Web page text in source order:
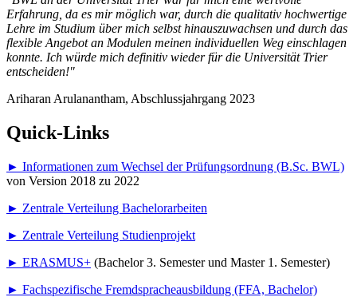
Erfahrung, da es mir möglich war, durch die qualitativ hochwertige
Lehre im Studium über mich selbst hinauszuwachsen und durch das
flexible Angebot an Modulen meinen individuellen Weg einschlagen
konnte. Ich würde mich definitiv wieder für die Universität Trier
entscheiden!"
Ariharan Arulanantham, Abschlussjahrgang 2023
Quick-Links
► Informationen zum Wechsel der Prüfungsordnung (B.Sc. BWL)
von Version 2018 zu 2022
► Zentrale Verteilung Bachelorarbeiten
► Zentrale Verteilung Studienprojekt
► ERASMUS+ (Bachelor 3. Semester und Master 1. Semester)
► Fachspezifische Fremdspracheausbildung (FFA, Bachelor)